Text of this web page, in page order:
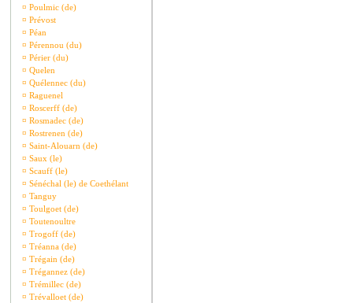
¤ Poulmic (de)
¤ Prévost
¤ Péan
¤ Pérennou (du)
¤ Périer (du)
¤ Quelen
¤ Quélennec (du)
¤ Raguenel
¤ Roscerff (de)
¤ Rosmadec (de)
¤ Rostrenen (de)
¤ Saint-Alouarn (de)
¤ Saux (le)
¤ Scauff (le)
¤ Sénéchal (le) de Coethélant
¤ Tanguy
¤ Toulgoet (de)
¤ Toutenoultre
¤ Trogoff (de)
¤ Tréanna (de)
¤ Trégain (de)
¤ Trégannez (de)
¤ Trémillec (de)
¤ Trévalloet (de)